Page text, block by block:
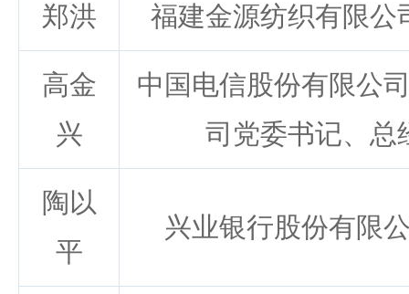
郑洪 福建金源纺织有限公
高金
兴
中国电信股份有限公
司党委书记、总
陶以
平
兴业银行股份有限